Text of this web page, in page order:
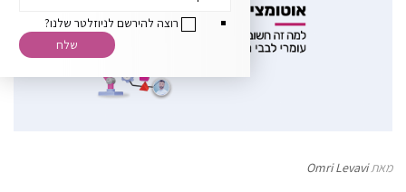
מאתOmri Levavi